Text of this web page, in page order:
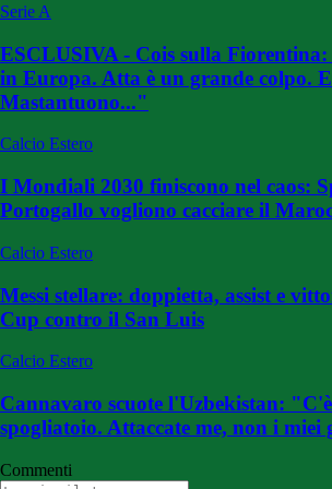
Serie A
ESCLUSIVA - Cois sulla
in Europa. Atta è un grande colpo.
Mastantuono..."
Calcio Estero
I Mondiali 2030 finiscono nel caos:
Portogallo vogliono cacciare il
Calcio Estero
Messi stellare: doppietta, assist e
Cup contro il San Luis
Calcio Estero
Cannavaro scuote l'Uzbekistan:
spogliatoio. Attaccate me, non i miei
Commenti